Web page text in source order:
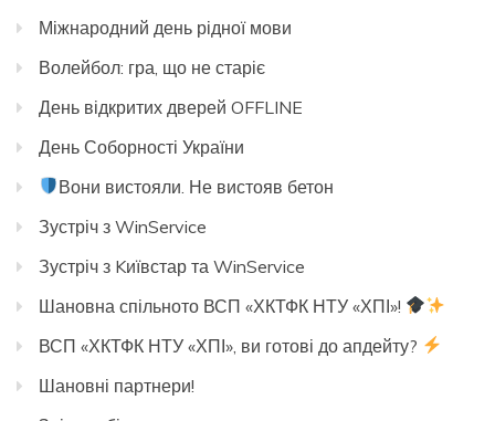
Міжнародний день рідної мови
Волейбол: гра, що не старіє
День відкритих дверей OFFLINE
День Соборності України
Вони вистояли. Не вистояв бетон
Зустріч з WinService
Зустріч з Kиївстар та WinService
Шановна спільното ВСП «ХКТФК НТУ «ХПІ»!
ВСП «ХКТФК НТУ «ХПІ», ви готові до апдейту?
Шановні партнери!